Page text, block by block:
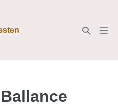
Suche-
Ballance